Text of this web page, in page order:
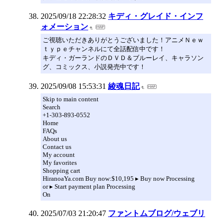
2025/09/18 22:28:32 キディ・グレイド・インフ
ォメーション
ご視聴いただきありがとうございました！アニメＮｅｗ
ｔｙｐｅチャンネルにて全話配信中です！
キディ・ガーランドのＤＶＤ＆ブルーレイ、キャラソン
グ、コミックス、小説発売中です！
2025/09/08 15:53:31 綾魂日記
Skip to main content
Search
+1-303-893-0552
Home
FAQs
About us
Contact us
My account
My favorites
Shopping cart
HiranoaYa.com Buy now:$10,195 ▸ Buy now Processing
or ▸ Start payment plan Processing
On
2025/07/03 21:20:47 ファントムブログ/ウェブリ